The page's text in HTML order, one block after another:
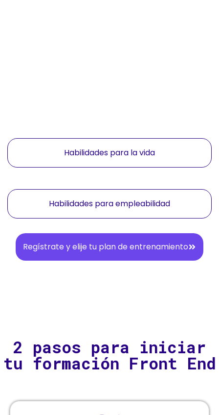
Habilidades para la vida
Habilidades para empleabilidad
Regístrate y elije tu plan de entrenamiento
2 pasos para iniciar
tu formación Front End